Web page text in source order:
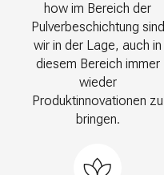
how im Bereich der
Pulverbeschichtung sind
wir in der Lage, auch in
diesem Bereich immer
wieder
Produktinnovationen zu
bringen.